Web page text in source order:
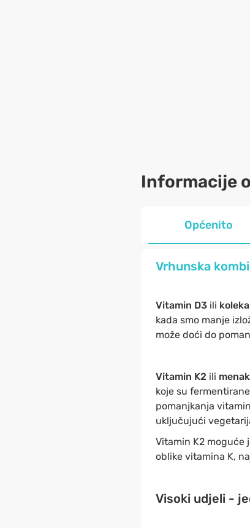
Informacije
Općenito
Vrhunska
Vitamin D3ili
kada smo manje
može doći do
Vitamin K2 ili
koje su
pomanjkanja
uključujući
Vitamin K2 moguće
oblike vitamina K,
Visoki udjeli -